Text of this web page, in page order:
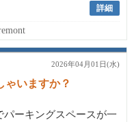
詳細
2026年04月01日(水)
ゃいますか？
パーキングスペースが一